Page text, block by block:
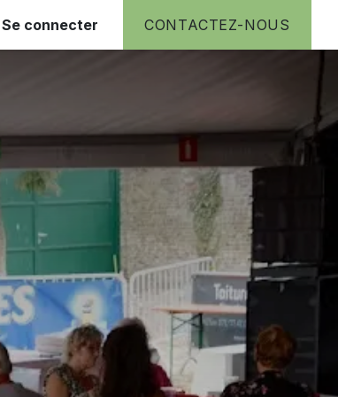
Se connecter CONTACTEZ-NOUS